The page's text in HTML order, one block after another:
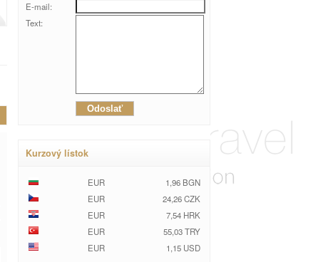
E-mail:
Text:
Kurzový lístok
EUR
1,96 BGN
EUR
24,26 CZK
EUR
7,54 HRK
EUR
55,03 TRY
EUR
1,15 USD